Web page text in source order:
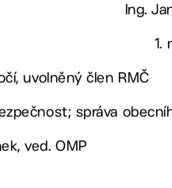
Ing.
1.
uvolněný člen RMČ
správa
ved. OMP